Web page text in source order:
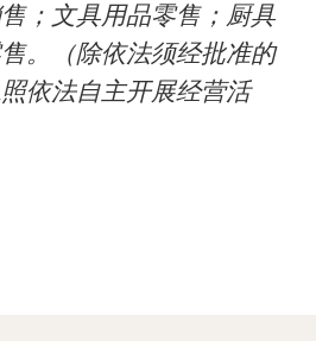
；文具用品零售；厨具
。（除依法须经批准的
依法自主开展经营活